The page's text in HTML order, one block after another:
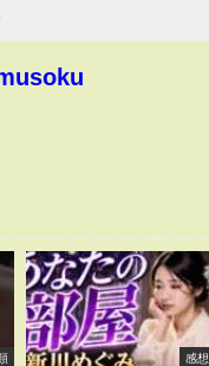
感想